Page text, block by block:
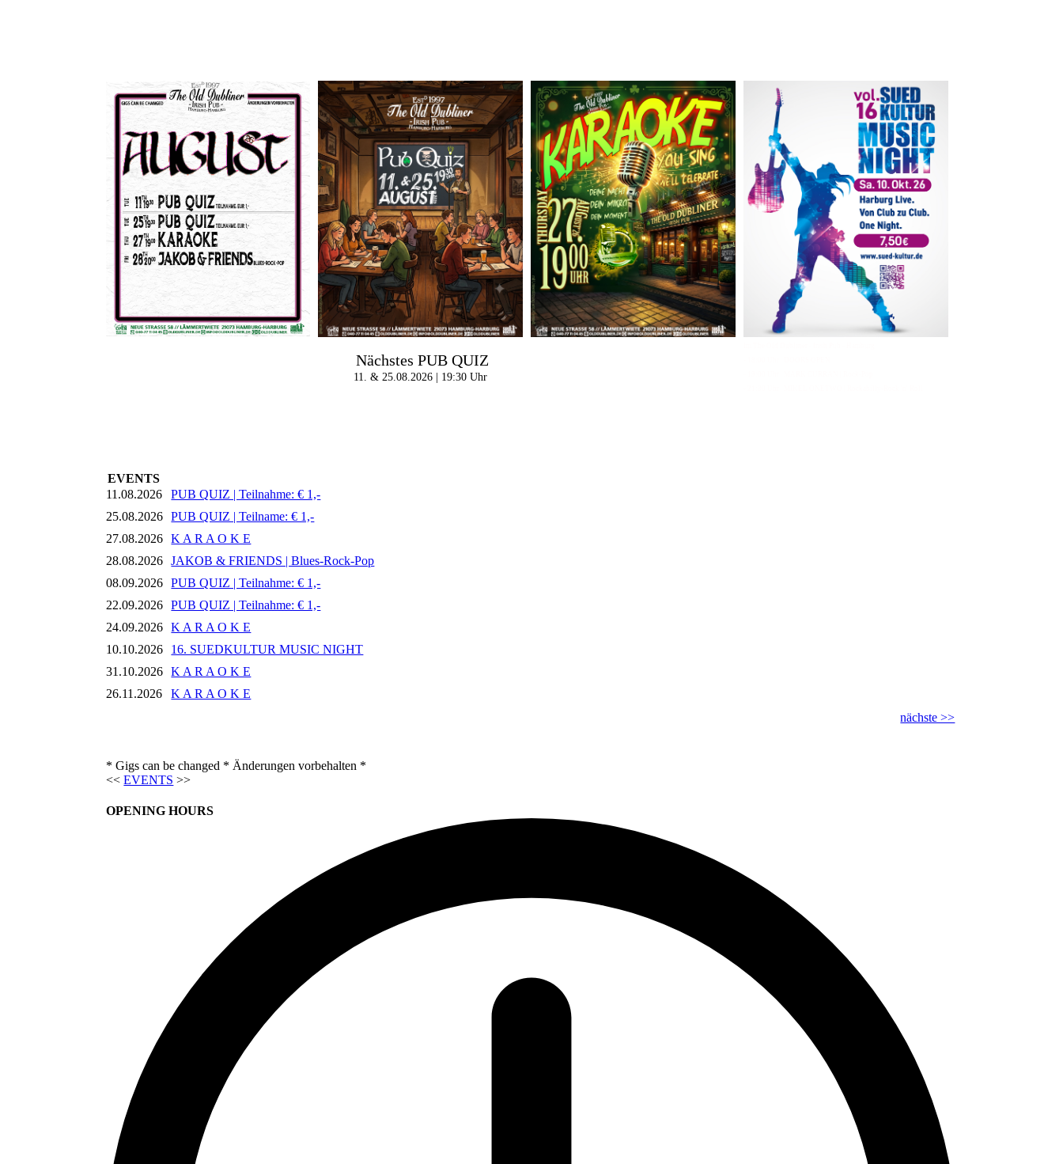
Nächstes PUB QUIZ
11. & 25.08.2026 | 19:30 Uhr
EVENTS
11.08.2026
PUB QUIZ | Teilnahme: € 1,-
25.08.2026
PUB QUIZ | Teilname: € 1,-
27.08.2026
K A R A O K E
28.08.2026
JAKOB & FRIENDS | Blues-Rock-Pop
08.09.2026
PUB QUIZ | Teilnahme: € 1,-
22.09.2026
PUB QUIZ | Teilnahme: € 1,-
24.09.2026
K A R A O K E
10.10.2026
16. SUEDKULTUR MUSIC NIGHT
31.10.2026
K A R A O K E
26.11.2026
K A R A O K E
nächste >>
* Gigs can be changed * Änderungen vorbehalten *
<<EVENTS >>
OPENING HOURS